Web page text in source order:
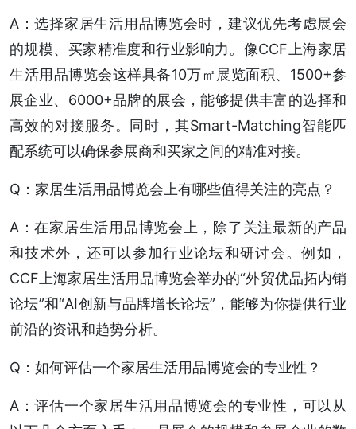
A：选择家居生活用品博览会时，建议优先考虑展会
的规模、买家精准度和行业影响力。像CCF上海家居
生活用品博览会这样具备10万㎡展览面积、1500+参
展企业、6000+品牌的展会，能够提供丰富的选择和
高效的对接服务。同时，其Smart-Matching智能匹
配系统可以确保参展商和买家之间的精准对接。
Q：家居生活用品博览会上有哪些值得关注的亮点？
A：在家居生活用品博览会上，除了关注最新的产品
和技术外，还可以参加行业论坛和研讨会。例如，
CCF上海家居生活用品博览会举办的“外贸优品拓内销
论坛”和“AI创新与品牌增长论坛”，能够为你提供行业
前沿的资讯和趋势分析。
Q：如何评估一个家居生活用品博览会的专业性？
A：评估一个家居生活用品博览会的专业性，可以从